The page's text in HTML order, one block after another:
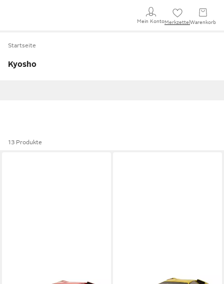
Mein KontoMerkzettel Warenkorb
Startseite
Kyosho
13 Produkte